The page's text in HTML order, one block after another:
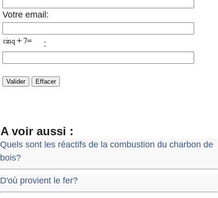
Votre email:
:
A voir aussi :
Quels sont les réactifs de la combustion du charbon de
bois?
D'où provient le fer?